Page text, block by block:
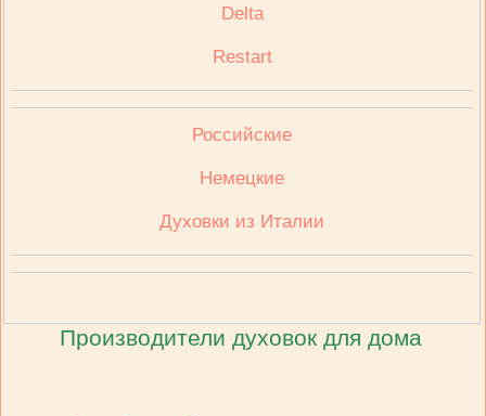
Delta
Restart
Российские
Немецкие
Духовки из Италии
Производители духовок для дома